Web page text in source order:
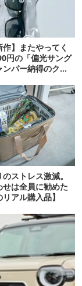
作】またやってく
円の「偏光サング
パー納得のクオ
ストレス激減。
せは全員に勧めた
アル購入品】